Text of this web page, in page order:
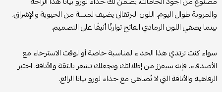
والمرونة طوال اليوم. اللون البرتقالي يضيف لمسة من الحيوية والإشراق،
بينما يضفي اللون الرمادي الفاتح توازنًا أنيقًا على التصميم.
سواء كنت ترتدي هذا الحذاء لمناسبة خاصة أو لوقت الاسترخاء مع
الأصدقاء، فإنه سيعزز من إطلالتك ويجعلك تشعر بالثقة والأناقة. اختبر
الرفاهية والأناقة التي لا تُضاهى مع حذاء لورو بيانا الرائع.